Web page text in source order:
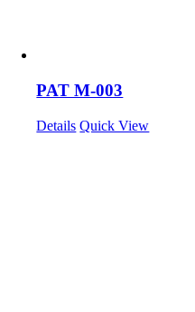
PAT M-003
Details Quick View